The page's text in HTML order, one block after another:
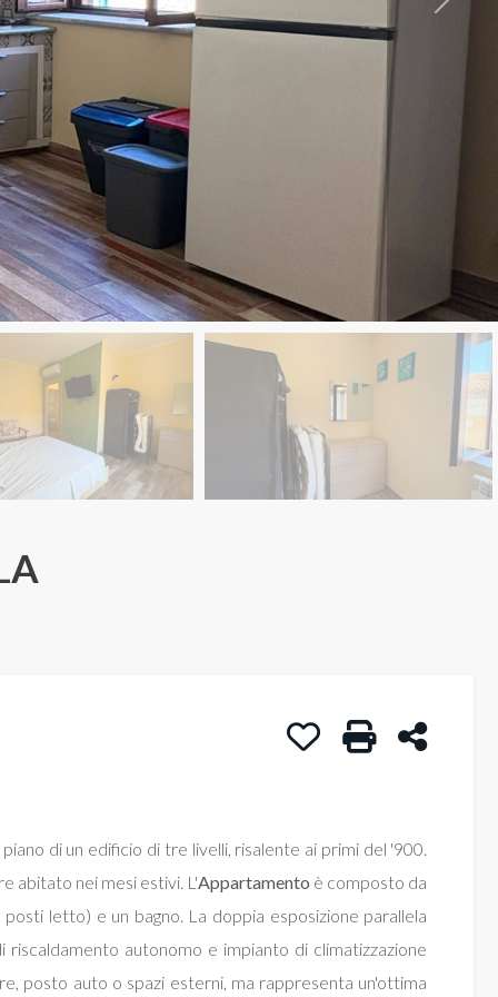
Stampa: Cod.
Preferiti: Cod. App.
di un edificio di tre livelli, risalente ai primi del '900.
abitato nei mesi estivi. L'Appartamento è composto da
letto) e un bagno. La doppia esposizione parallela
autonomo e impianto di climatizzazione
posto auto o spazi esterni, ma rappresenta un'ottima